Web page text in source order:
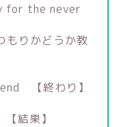
for the never
もりかどうか教
【終わり】
結果】